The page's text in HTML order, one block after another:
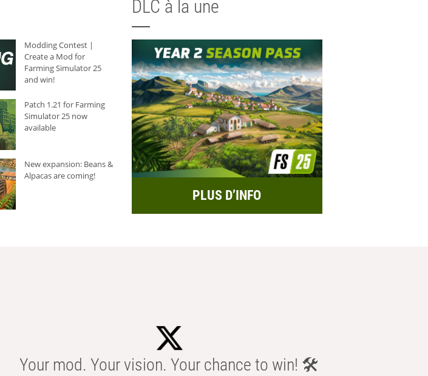
Modding Contest |
Create a Mod for
Farming Simulator 25
and win!
Patch 1.21 for Farming
Simulator 25 now
available
New expansion: Beans &
Alpacas are coming!
DLC à la une
PLUS D’INFO
Your mod. Your vision. Your chance to win! 🛠️